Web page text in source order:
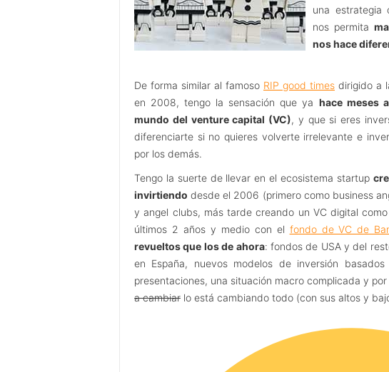
una estrategia
nos permita
nos hace
De forma similar al famoso RIP good times dirigido a
en 2008, tengo la sensación que ya hace meses
mundo del venture capital (VC), y que si eres
diferenciarte si no quieres volverte irrelevante e
por los demás.
Tengo la suerte de llevar en el ecosistema startup
invirtiendo desde el 2006 (primero como business
y angel clubs, más tarde creando un VC digital
últimos 2 años y medio con el fondo de VC de
revueltos que los de ahora: fondos de USA y del
en España, nuevos modelos de inversión
presentaciones, una situación macro complicada y
a cambiar lo está cambiando todo (con sus altos y